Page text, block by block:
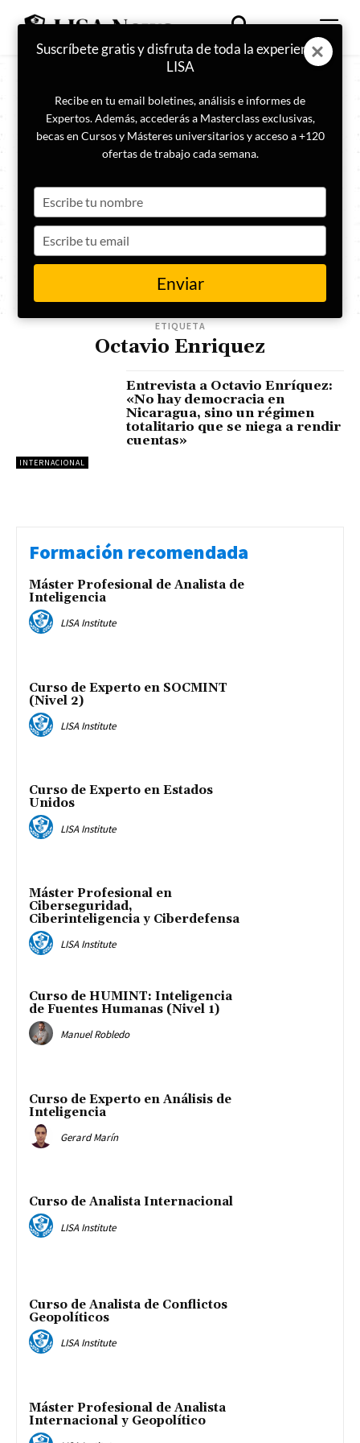
ETIQUETA
Octavio Enriquez
INTERNACIONAL
Entrevista a Octavio Enríquez:
«No hay democracia en
Nicaragua, sino un régimen
totalitario que se niega a rendir
cuentas»
Formación recomendada
Máster Profesional de Analista de
Inteligencia
LISA Institute
Curso de Experto en SOCMINT
(Nivel 2)
LISA Institute
Curso de Experto en Estados
Unidos
LISA Institute
Máster Profesional en
Ciberseguridad,
Ciberinteligencia y Ciberdefensa
LISA Institute
Curso de HUMINT: Inteligencia
de Fuentes Humanas (Nivel 1)
Manuel Robledo
Curso de Experto en Análisis de
Inteligencia
Gerard Marín
Curso de Analista Internacional
LISA Institute
Curso de Analista de Conflictos
Geopolíticos
LISA Institute
Máster Profesional de Analista
Internacional y Geopolítico
Suscríbete gratis y disfruta de toda la experiencia
LISA
Recibe en tu email boletines, análisis e informes de
Expertos. Además, accederás a Masterclass exclusivas,
becas en Cursos y Másteres universitarios y acceso a +120
ofertas de trabajo cada semana.
your
name
your
email
Enviar